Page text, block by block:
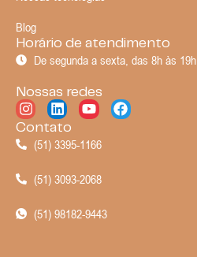
Blog
Horário de atendimento
De segunda a sexta, das 8h às 19h
Nossas redes
Contato
(51) 3395-1166
(51) 3093-2068
(51) 98182-9443